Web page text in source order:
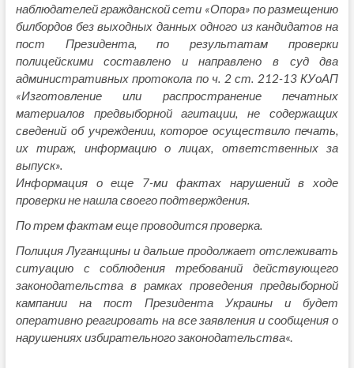
наблюдателей гражданской сети «Опора» по размещению
билбордов без выходных данных одного из кандидатов на
пост Президента, по результатам проверки
полицейскими составлено и направлено в суд два
административных протокола по ч. 2 ст. 212-13 КУоАП
«Изготовление или распространение печатных
материалов предвыборной агитации, не содержащих
сведений об учреждении, которое осуществило печать,
их тираж, информацию о лицах, ответственных за
выпуск».
Информация о еще 7-ми фактах нарушений в ходе
проверки не нашла своего подтверждения.
По трем фактам еще проводится проверка.
Полиция Луганщины и дальше продолжает отслеживать
ситуацию с соблюдения требований действующего
законодательства в рамках проведения предвыборной
кампании на пост Президента Украины и будет
оперативно реагировать на все заявления и сообщения о
нарушениях избирательного законодательства«.